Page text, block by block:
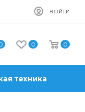
ВОЙТИ
0 0
техника